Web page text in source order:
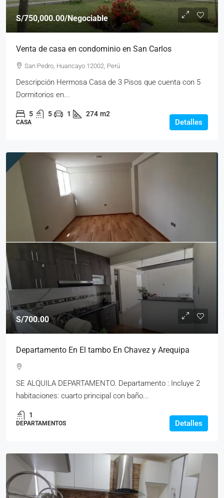
S/750,000.00/Negociable
Venta de casa en condominio en San Carlos
San Pedro, Huancayo 12002, Perú
Descripción Hermosa Casa de 3 Pisos que cuenta con 5
Dormitorios en...
5 5 1 274 m2
CASA Detalles
S/700.00
Departamento En El tambo En Chavez y Arequipa
SE ALQUILA DEPARTAMENTO. Departamento : Incluye 2
habitaciones: cuarto principal con baño...
1
DEPARTAMENTOS Detalles